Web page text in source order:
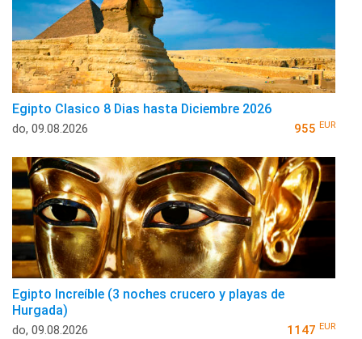
Egipto Clasico 8 Dias hasta Diciembre 2026
do, 09.08.2026 955 EUR
Egipto Increíble (3 noches crucero y playas de
Hurgada)
do, 09.08.2026 1147 EUR